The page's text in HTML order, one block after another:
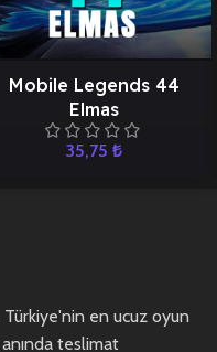
Mobile Legends 44
Elmas
35,75 ₺
en ucuz oyun
teslimat